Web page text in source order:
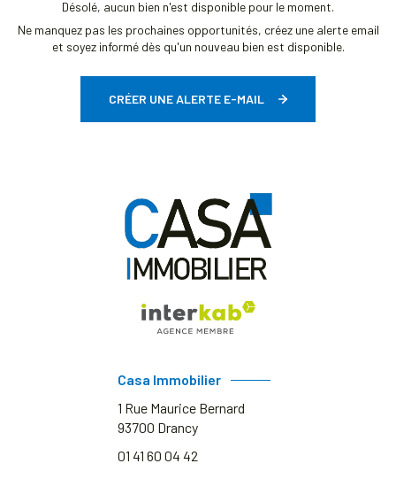
Désolé, aucun bien n'est disponible pour le moment.
Ne manquez pas les prochaines opportunités, créez une alerte email
et soyez informé dès qu'un nouveau bien est disponible.
CRÉER UNE ALERTE E-MAIL
Casa Immobilier
1 Rue Maurice Bernard
93700 Drancy
01 41 60 04 42